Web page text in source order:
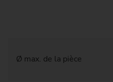
Ø max. de la pièce